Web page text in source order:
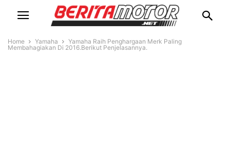
Home Yamaha
Yamaha Raih Penghargaan Merk Paling
Membahagiakan Di 2016.Berikut Penjelasannya.